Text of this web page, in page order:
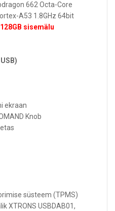
662 Octa-Core
A53 1.8GHz 64bit
sisemälu
USB)
ekraan
Knob
süsteem (TPMS)
XTRONS USBDAB01,